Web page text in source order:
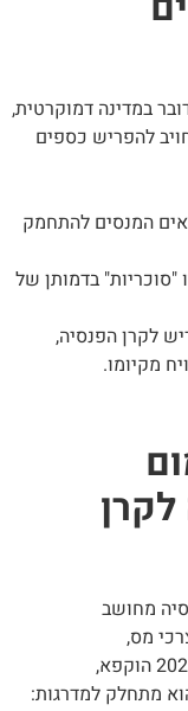
במדינה דמוקרטית,
להפריש כספים
המנסים להתחמק
בדמותן של
לקרן הפנסיה,
מקיומו.
מחושב
מס,